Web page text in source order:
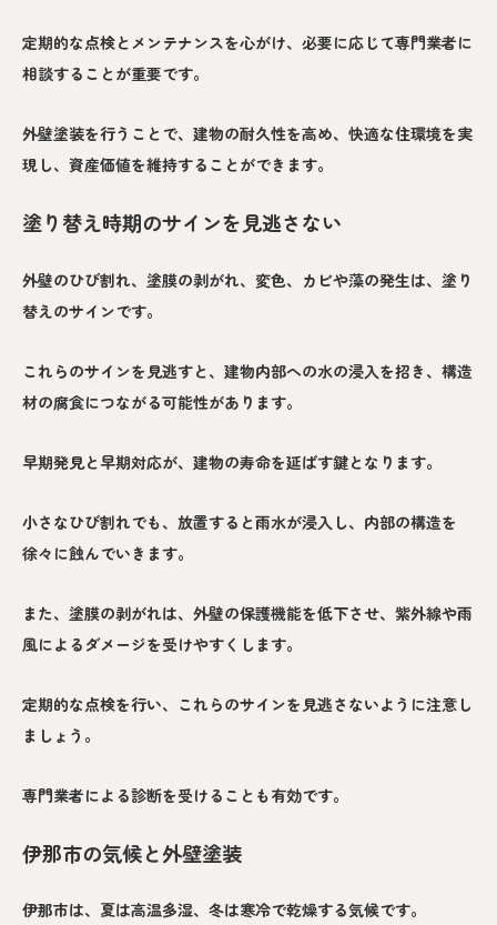
定期的な点検とメンテナンスを心がけ、必要に応じて専門業者に
相談することが重要です。
外壁塗装を行うことで、建物の耐久性を高め、快適な住環境を実
現し、資産価値を維持することができます。
塗り替え時期のサインを見逃さない
外壁のひび割れ、塗膜の剥がれ、変色、カビや藻の発生は、塗り
替えのサインです。
これらのサインを見逃すと、建物内部への水の浸入を招き、構造
材の腐食につながる可能性があります。
早期発見と早期対応が、建物の寿命を延ばす鍵となります。
小さなひび割れでも、放置すると雨水が浸入し、内部の構造を
徐々に蝕んでいきます。
また、塗膜の剥がれは、外壁の保護機能を低下させ、紫外線や雨
風によるダメージを受けやすくします。
定期的な点検を行い、これらのサインを見逃さないように注意し
ましょう。
専門業者による診断を受けることも有効です。
伊那市の気候と外壁塗装
伊那市は、夏は高温多湿、冬は寒冷で乾燥する気候です。